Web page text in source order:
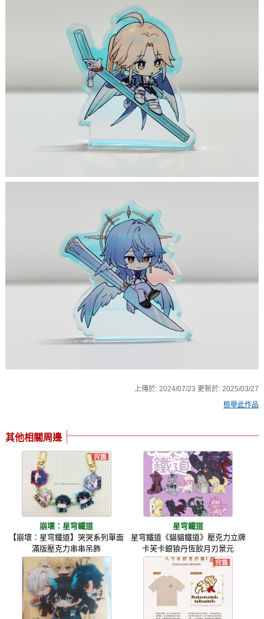
上傳於: 2024/07/23 更新於: 2025/03/27
檢舉此作品
其他相關周邊
崩壞：星穹鐵道
【崩壞：星穹鐵道】哭哭系列單面
滿版壓克力串串吊飾
星穹鐵道
星穹鐵道《貓貓鐵道》壓克力立牌
卡芙卡銀狼丹恆飲月刃景元